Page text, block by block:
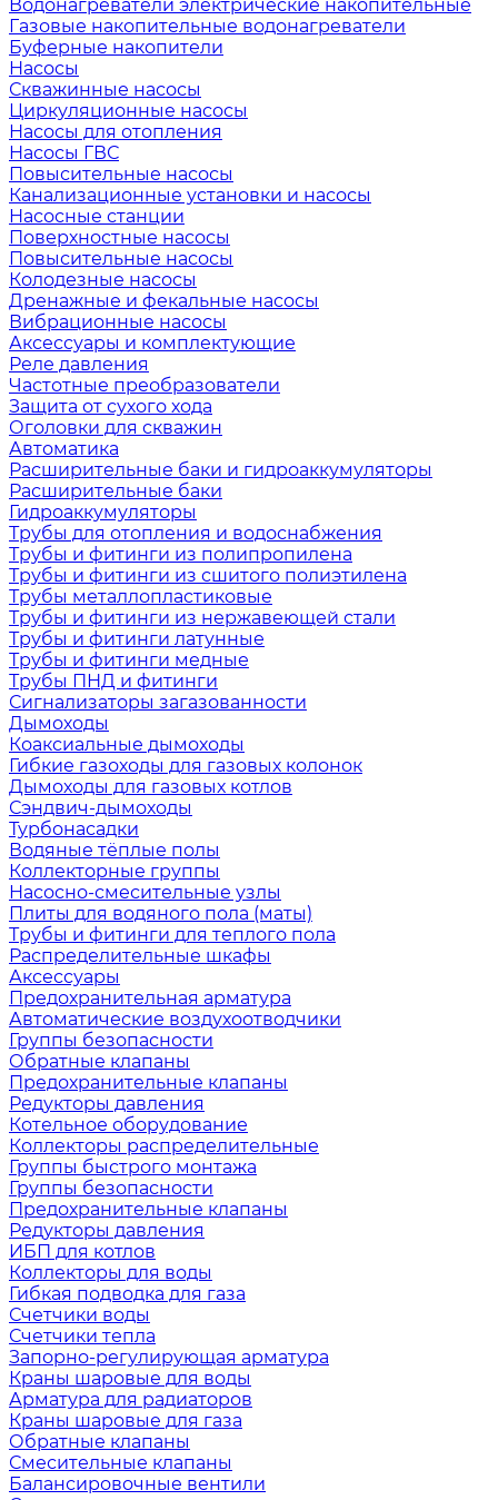
Водонагреватели электрические накопительные
Газовые накопительные водонагреватели
Буферные накопители
Насосы
Скважинные насосы
Циркуляционные насосы
Насосы для отопления
Насосы ГВС
Повысительные насосы
Канализационные установки и насосы
Насосные станции
Поверхностные насосы
Повысительные насосы
Колодезные насосы
Дренажные и фекальные насосы
Вибрационные насосы
Аксессуары и комплектующие
Реле давления
Частотные преобразователи
Защита от сухого хода
Оголовки для скважин
Автоматика
Расширительные баки и гидроаккумуляторы
Расширительные баки
Гидроаккумуляторы
Трубы для отопления и водоснабжения
Трубы и фитинги из полипропилена
Трубы и фитинги из сшитого полиэтилена
Трубы металлопластиковые
Трубы и фитинги из нержавеющей стали
Трубы и фитинги латунные
Трубы и фитинги медные
Трубы ПНД и фитинги
Сигнализаторы загазованности
Дымоходы
Коаксиальные дымоходы
Гибкие газоходы для газовых колонок
Дымоходы для газовых котлов
Сэндвич-дымоходы
Турбонасадки
Водяные тёплые полы
Коллекторные группы
Насосно-смесительные узлы
Плиты для водяного пола (маты)
Трубы и фитинги для теплого пола
Распределительные шкафы
Аксессуары
Предохранительная арматура
Автоматические воздухоотводчики
Группы безопасности
Обратные клапаны
Предохранительные клапаны
Редукторы давления
Котельное оборудование
Коллекторы распределительные
Группы быстрого монтажа
Группы безопасности
Предохранительные клапаны
Редукторы давления
ИБП для котлов
Коллекторы для воды
Гибкая подводка для газа
Счетчики воды
Счетчики тепла
Запорно-регулирующая арматура
Краны шаровые для воды
Арматура для радиаторов
Краны шаровые для газа
Обратные клапаны
Смесительные клапаны
Балансировочные вентили